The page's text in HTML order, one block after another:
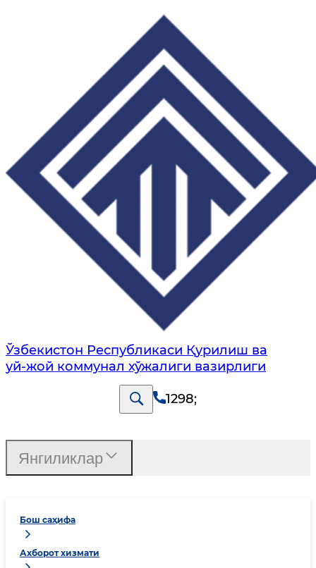
Ўзбекистон Республикаси Қурилиш ва
уй-жой коммунал хўжалиги вазирлиги
1298;
Бош саҳифа
Ахборот хизмати
Янгиликлар